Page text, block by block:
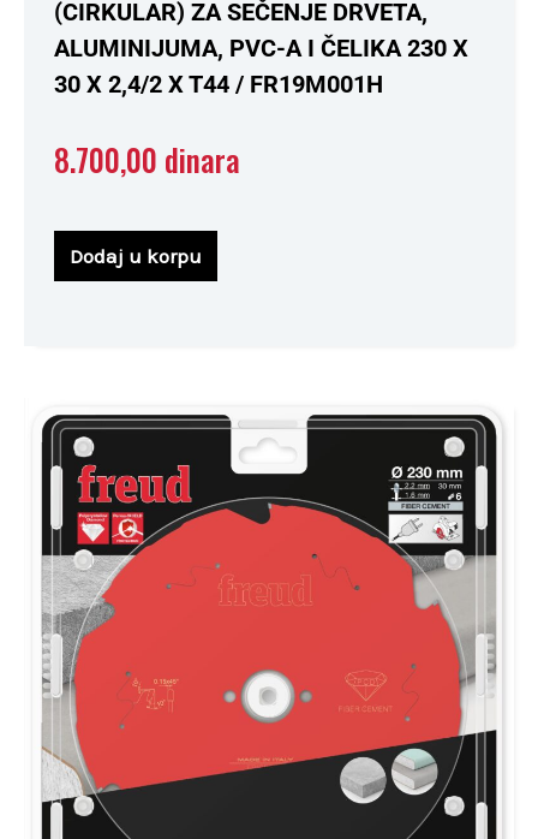
od
(CIRKULAR) ZA SEČENJE DRVETA,
ALUMINIJUMA, PVC-A I ČELIKA 230 X
30 X 2,4/2 X T44 / FR19M001H
8.700,00 dinara
Dodaj u korpu